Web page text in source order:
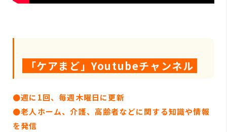
「ケアまど」Youtubeチャンネル
●週に1回、毎週木曜日に更新
●老人ホーム、介護、高齢者などに関する知識や情報
を発信